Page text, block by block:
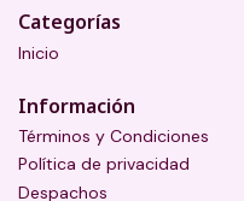
Categorías
Inicio
Información
Términos y Condiciones
Política de privacidad
Despachos